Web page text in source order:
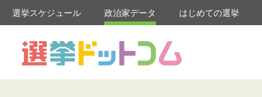
選挙スケジュール 政治家データ はじめての選挙